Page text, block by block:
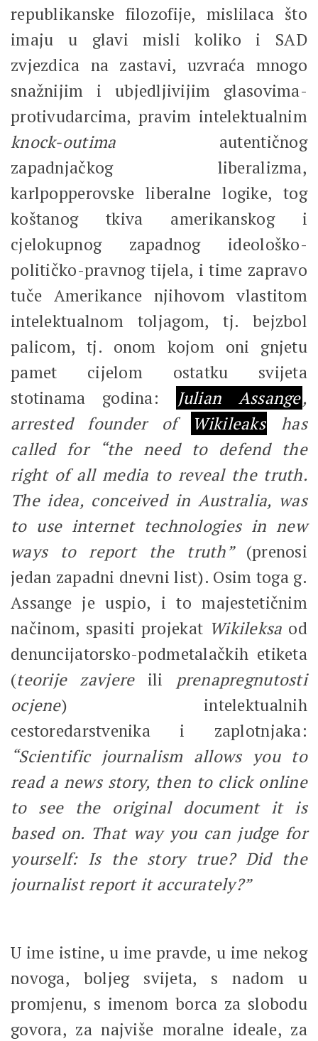
republikanske filozofije, mislilaca što
imaju u glavi misli koliko i SAD
zvjezdica na zastavi, uzvraća mnogo
snažnijim i ubjedljivijim glasovima-
protivudarcima, pravim intelektualnim
knock-outima autentičnog
zapadnjačkog liberalizma,
karlpopperovske liberalne logike, tog
koštanog tkiva amerikanskog i
cjelokupnog zapadnog ideološko-
političko-pravnog tijela, i time zapravo
tuče Amerikance njihovom vlastitom
intelektualnom toljagom, tj. bejzbol
palicom, tj. onom kojom oni gnjetu
pamet cijelom ostatku svijeta
stotinama godina:
Julian Assange,
arrested founder of
Wikileaks has
called for “the need to defend the
right of all media to reveal the truth.
The idea, conceived in Australia, was
to use internet technologies in new
ways to report the truth” (prenosi
jedan zapadni dnevni list). Osim toga g.
Assange je uspio, i to majestetičnim
načinom, spasiti projekat Wikileksa od
denuncijatorsko-podmetalačkih etiketa
(teorije zavjere ili prenapregnutosti
ocjene) intelektualnih
cestoredarstvenika i zaplotnjaka:
“Scientific journalism allows you to
read a news story, then to click online
to see the original document it is
based on. That way you can judge for
yourself: Is the story true? Did the
journalist report it accurately?”
U ime istine, u ime pravde, u ime nekog
novoga, boljeg svijeta, s nadom u
promjenu, s imenom borca za slobodu
govora, za najviše moralne ideale, za